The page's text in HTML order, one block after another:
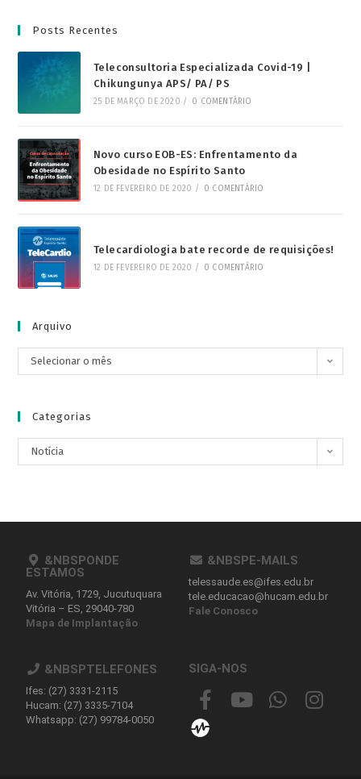
Posts Recentes
Teleconsultoria Especializada Covid-19 |
Chikungunya APS/ PA/ PS
25 DE MARÇO DE 2020 / 0 COMENTÁRIO
Novo curso EOB-ES: Enfrentamento da
Obesidade no Espírito Santo
12 DE FEVEREIRO DE 2020 / 0 COMENTÁRIO
Telecardiologia bate recorde de requisições!
12 DE FEVEREIRO DE 2020 / 0 COMENTÁRIO
Arquivo
Selecionar o mês
Categorias
Notícia
&NBSPONDE
ESTAMOS
Av. Vitória, 1729, Jucutuquara
Vitória – ES, 29040-780
Mapa de Implantação
&NBSPE-MAILS
telessaude.es@ifes.edu.br
tele.educacao@hucam.edu.br
Fale Conosco
&NBSPTELEFONES
Ifes: (27) 3331-2115
Hucam: (27) 3335-7104
Whatsapp: (27) 99784-0050
SIGA-NOS